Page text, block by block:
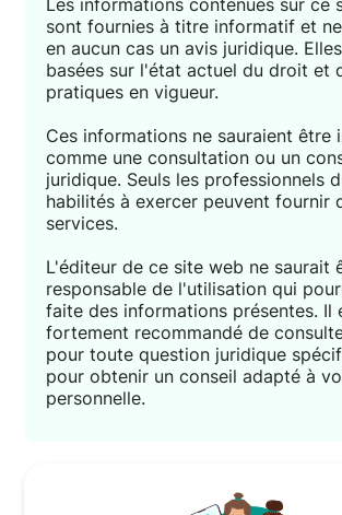
Les informations contenues sur ce
sont fournies à titre informatif et
en aucun cas un avis juridique.
basées sur l'état actuel du droit et
pratiques en vigueur.
Ces informations ne sauraient être
comme une consultation ou un
juridique. Seuls les professionnels
habilités à exercer peuvent fournir
services.
L'éditeur de ce site web ne saurait
responsable de l'utilisation qui
faite des informations présentes. Il
fortement recommandé de
pour toute question juridique
pour obtenir un conseil adapté à
personnelle.